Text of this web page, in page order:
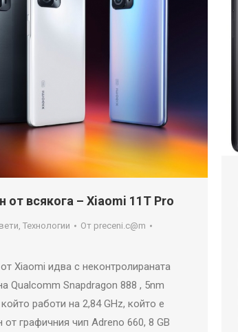
от всякога – Xiaomi 11T Pro
Технологии От preceni.c@m
Xiaomi идва с неконтролираната
Qualcomm Snapdragon 888 , 5nm
работи на 2,84 GHz, който е
от графичния чип Adreno 660, 8 GB